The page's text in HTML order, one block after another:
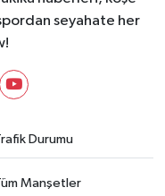
seyahate her
Durumu
Manşetler